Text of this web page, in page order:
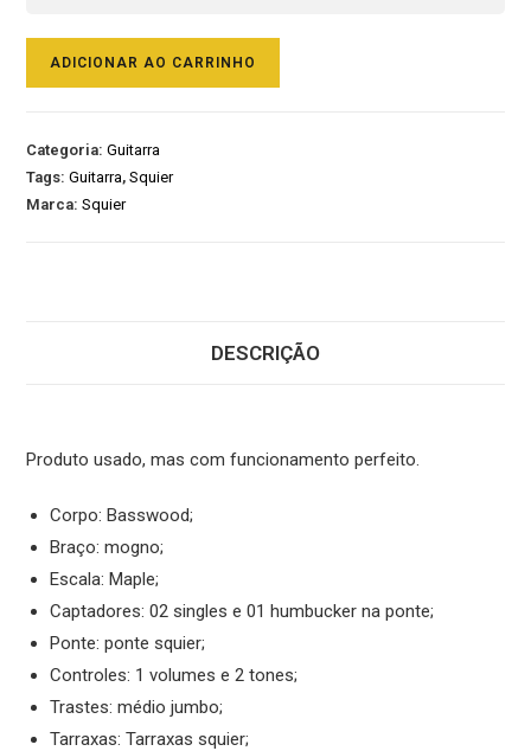
ADICIONAR AO CARRINHO
Categoria:Guitarra
Tags:Guitarra,Squier
Marca:Squier
DESCRIÇÃO
Produto usado, mas com funcionamento perfeito.
Corpo: Basswood;
Braço: mogno;
Escala: Maple;
Captadores: 02 singles e 01 humbucker na ponte;
Ponte: ponte squier;
Controles: 1 volumes e 2 tones;
Trastes: médio jumbo;
Tarraxas: Tarraxas squier;